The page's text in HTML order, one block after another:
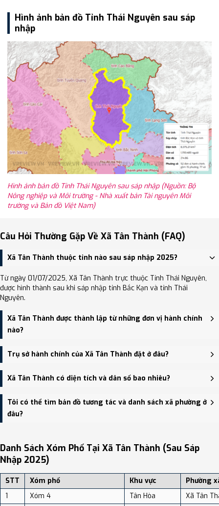
Hình ảnh bản đồ Tỉnh Thái Nguyên sau sáp
nhập
Hình ảnh bản đồ Tỉnh Thái Nguyên sau sáp nhập (Nguồn: Bộ
Nông nghiệp và Môi trường - Nhà xuất bản Tài nguyên Môi
trường và Bản đồ Việt Nam)
Câu Hỏi Thường Gặp Về Xã Tân Thành (FAQ)
Xã Tân Thành thuộc tỉnh nào sau sáp nhập 2025?
Từ ngày 01/07/2025, Xã Tân Thành trực thuộc Tỉnh Thái Nguyên,
được hình thành sau khi sáp nhập tỉnh Bắc Kạn và tỉnh Thái
Nguyên.
Xã Tân Thành được thành lập từ những đơn vị hành chính
nào?
Xã Tân Thành được thành lập trên cơ sở sáp nhập Xã Tân Hòa, Xã
Tân Kim, Xã Tân Thành.
Trụ sở hành chính của Xã Tân Thành đặt ở đâu?
Trụ sở hành chính mới của Xã Tân Thành đặt tại Trụ sở Đảng ủy,
HĐND, UBND xã Tân Thành - trung tâm khu vực thuận tiện giao
thông.
Xã Tân Thành có diện tích và dân số bao nhiêu?
Xã Tân Thành có Diện tích: 64.80 km², Dân số: 30,611 người, Mật
độ dân số: Khoảng 472.39 người/km²
Tôi có thể tìm bản đồ tương tác và danh sách xã phường ở
đâu?
địa điểm tại: VReview.vn - Nền tảng review địa điểm, dịch vụ và du
lịch uy tín tại Việt Nam.
Danh Sách Xóm Phố Tại Xã Tân Thành (sau Sáp
Nhập 2025)
STT Xóm phố Khu vực
Phường
1
Xóm 4 Tân Hòa
Xã Tân